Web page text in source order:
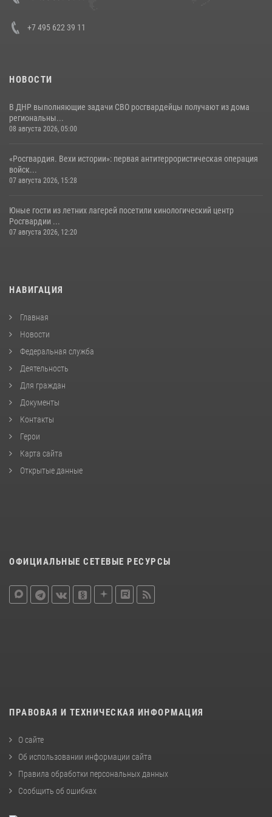
+7 495 622 39 11
НОВОСТИ
В ДНР выполняющие задачи СВО росгвардейцы получают из дома
региональны...
08 августа 2026, 05:00
«Росгвардия. Вехи истории»: первая антитеррористическая операция
войск...
07 августа 2026, 15:28
Юные гости из летних лагерей посетили кинологический центр
Росгвардии ...
07 августа 2026, 12:20
НАВИГАЦИЯ
Главная
Новости
Федеральная служба
Деятельность
Для граждан
Документы
Контакты
Герои
Карта сайта
Открытые данные
ОФИЦИАЛЬНЫЕ СЕТЕВЫЕ РЕСУРСЫ
ПРАВОВАЯ И ТЕХНИЧЕСКАЯ ИНФОРМАЦИЯ
О сайте
Об использовании информации сайта
Правила обработки персональных данных
Сообщить об ошибках